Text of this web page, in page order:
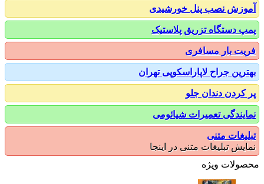
نصب پنل خورشیدی
دستگاه تزریق پلاستیک
بار مسافری
جراح لاپاراسکوپی تهران
دندان جلو
تعمیرات شیائومی
متنی
تبلیغات متنی در اینجا
ویژه